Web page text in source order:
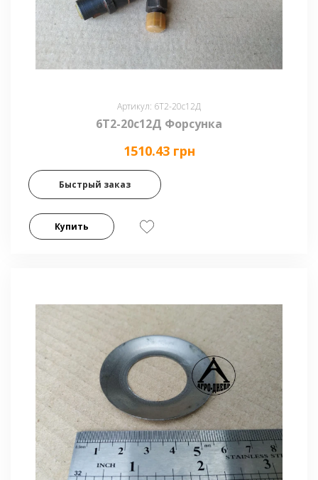
Артикул: 6Т2-20с12Д
6Т2-20с12Д Форсунка
1510.43 грн
Быстрый заказ
Купить